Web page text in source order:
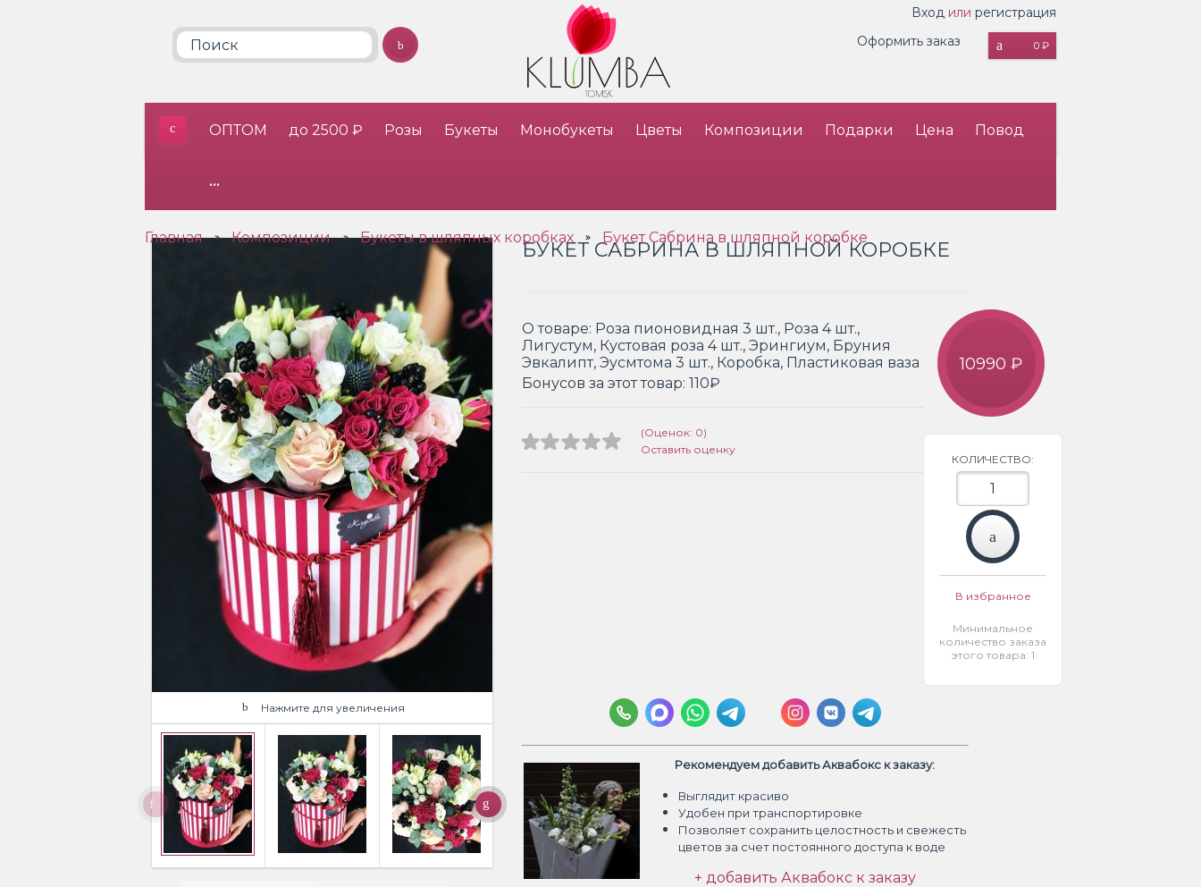
Вход или регистрация
0 ₽
Оформить заказ
ОПТОМ до 2500 ₽ Розы Букеты Монобукеты Цветы Композиции Подарки Цена Повод
•••
Главная » Композиции » Букеты в шляпных коробках » Букет Сабрина в шляпной коробке
Нажмите для увеличения
БУКЕТ САБРИНА В ШЛЯПНОЙ КОРОБКЕ
О товаре: Роза пионовидная 3 шт., Роза 4 шт.,
Лигустум, Кустовая роза 4 шт., Эрингиум, Бруния
Эвкалипт, Эусмтома 3 шт., Коробка, Пластиковая ваза
Бонусов за этот товар: 110₽
(Оценок: 0)
Оставить оценку
10990 ₽
КОЛИЧЕСТВО:
В избранное
Минимальное
количество заказа
этого товара: 1
Рекомендуем добавить Аквабокс к заказу:
Выглядит красиво
Удобен при транспортировке
Позволяет сохранить целостность и свежесть
цветов за счет постоянного доступа к воде
+ добавить Аквабокс к заказу